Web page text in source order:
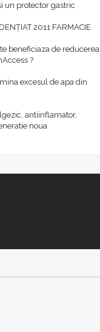
un protector gastric
2011 FARMACIE
beneficiaza de reducerea
?
excesul de apa din
antiinflamator,
noua